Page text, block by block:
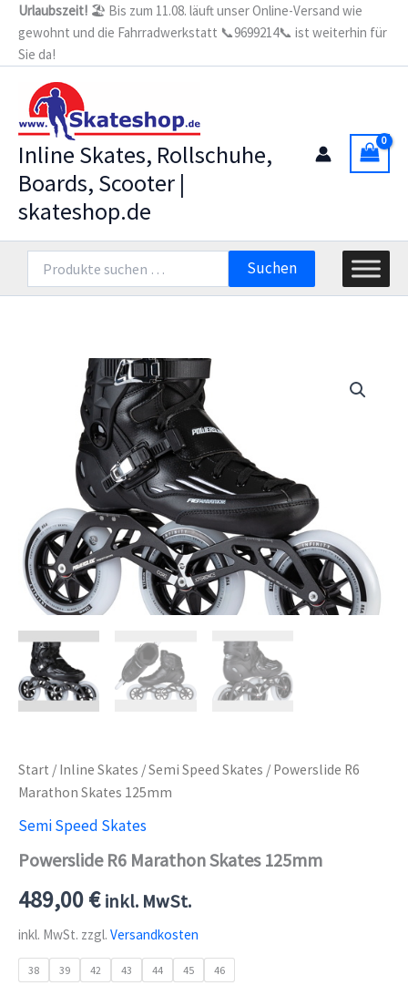
Zum
Inhalt
springen
Urlaubszeit! 🏖️ Bis zum 11.08. läuft unser Online-Versand wie
gewohnt und die Fahrradwerkstatt 📞9699214📞 ist weiterhin für
Sie da!
Inline Skates, Rollschuhe,
Boards, Scooter |
skateshop.de
nach:
Suchen
Start / Inline Skates /Semi Speed Skates / Powerslide R6
Marathon Skates 125mm
Semi Speed Skates
Powerslide R6 Marathon Skates 125mm
489,00€ inkl. MwSt.
inkl. MwSt. zzgl. Versandkosten
38 39 42 43 44 45 46